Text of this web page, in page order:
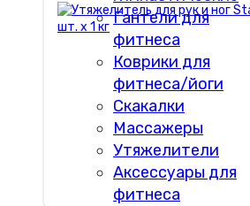
Гантели для
фитнеса
Коврики для
фитнеса/йоги
Скакалки
Массажеры
Утяжелители
Аксессуары для
фитнеса